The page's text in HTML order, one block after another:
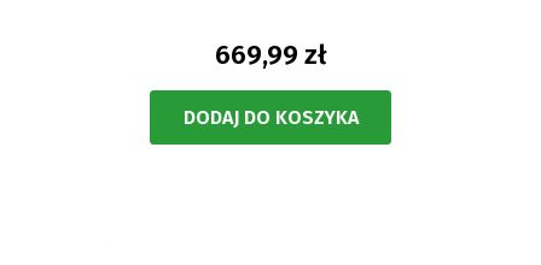
669,99 zł
DODAJ DO KOSZYKA